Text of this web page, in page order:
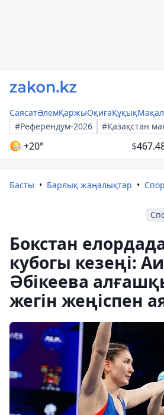
СаясатӘлемҚаржыОқиғаҚұқық
#Референдум-2026
#Қазақстан
+20° $
Басты Барлық жаңалықтар
Бокстан
кубогы кезеңі:
Әбікеева
жегін жеңіспен